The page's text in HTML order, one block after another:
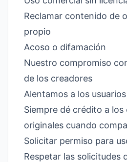
Reclamar contenido de
propio
Acoso o difamación
Nuestro compromiso
de los creadores
Alentamos a los
Siempre dé crédito a los
originales cuando
Solicitar permiso para
Respetar las solicitudes